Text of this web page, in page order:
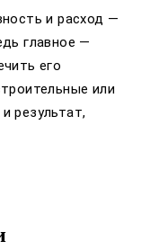
и расход —
главное —
его
или
результат,